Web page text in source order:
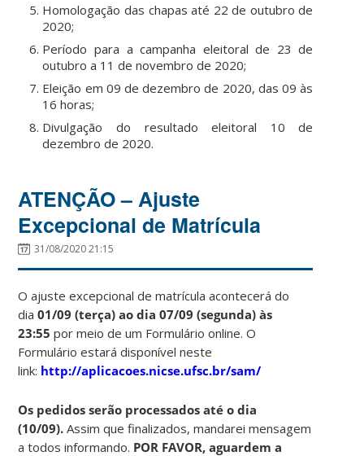
Homologação das chapas até 22 de outubro de
2020;
Período para a campanha eleitoral de 23 de
outubro a 11 de novembro de 2020;
Eleição em 09 de dezembro de 2020, das 09 às
16 horas;
Divulgação do resultado eleitoral 10 de
dezembro de 2020.
ATENÇÃO – Ajuste
Excepcional de Matrícula
31/08/2020 21:15
O ajuste excepcional de matrícula acontecerá do
dia01/09 (terça) ao dia 07/09 (segunda) às
23:55por meio de um Formulário online. O
Formulário estará disponível neste
link: http://aplicacoes.nicse.ufsc.br/sam/
Os pedidos serão processados até o dia
(10/09). Assim que finalizados, mandarei mensagem
a todos informando. POR FAVOR, aguardem a